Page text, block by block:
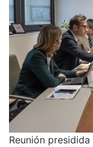
Reunión